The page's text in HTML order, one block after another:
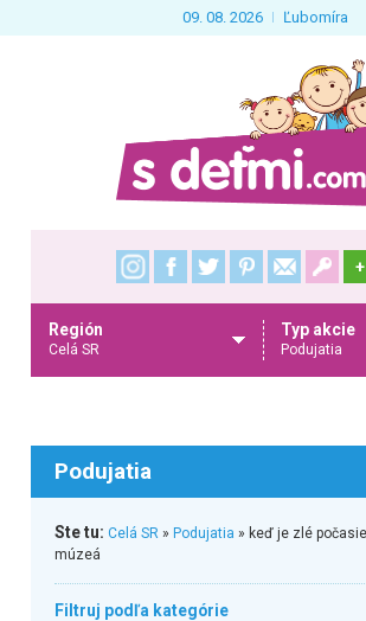
09. 08. 2026 Ľubomíra
+
Región
Celá SR
Typ akcie
Podujatia
Podujatia
Ste tu: Celá SR» Podujatia » keď je zlé
múzeá
Filtruj podľa kategórie